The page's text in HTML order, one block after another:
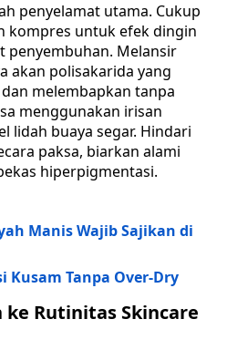
penyelamat utama. Cukup
kompres untuk efek dingin
penyembuhan. Melansir
akan polisakarida yang
melembapkan tanpa
menggunakan irisan
lidah buaya segar. Hindari
paksa, biarkan alami
hiperpigmentasi.
Manis Wajib Sajikan di
Kusam Tanpa Over-Dry
ke Rutinitas Skincare